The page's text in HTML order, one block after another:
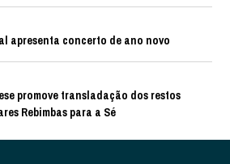
apresenta concerto de ano novo
promove transladação dos restos
Rebimbas para a Sé